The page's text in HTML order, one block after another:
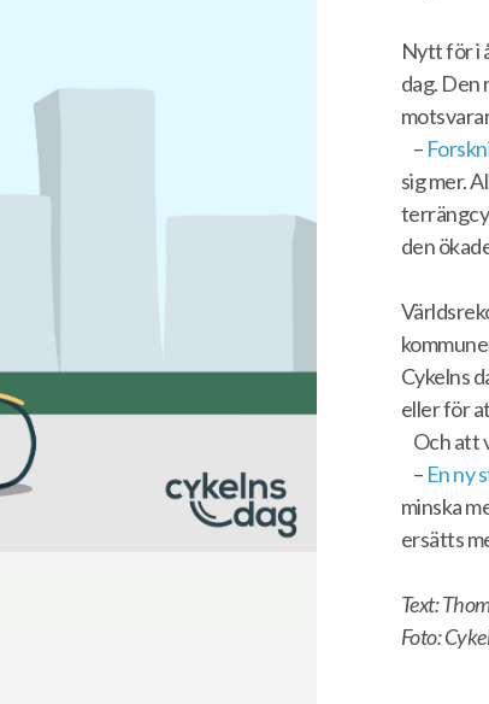
Nytt för i
dag. Den
–
sig mer.
den
Cykelns
eller för
Och att
– En ny
minska
ersätts
Text:
Foto: